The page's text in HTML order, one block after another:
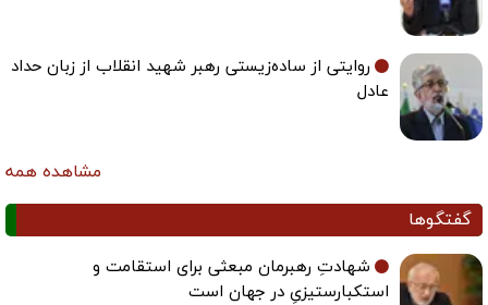
روایتی از ساده‌زیستی رهبر شهید انقلاب از زبان حداد
عادل
مشاهده همه
گفتگوها
شهادتِ رهبرمان مبعثی برای استقامت و
استکبارستیزیِ در جهان است